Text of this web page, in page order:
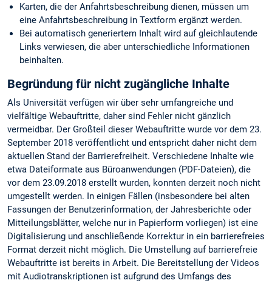
Karten, die der Anfahrtsbeschreibung dienen, müssen um
eine Anfahrtsbeschreibung in Textform ergänzt werden.
Bei automatisch generiertem Inhalt wird auf gleichlautende
Links verwiesen, die aber unterschiedliche Informationen
beinhalten.
Begründung für nicht zugängliche Inhalte
Als Universität verfügen wir über sehr umfangreiche und
vielfältige Webauftritte, daher sind Fehler nicht gänzlich
vermeidbar. Der Großteil dieser Webauftritte wurde vor dem 23.
September 2018 veröffentlicht und entspricht daher nicht dem
aktuellen Stand der Barrierefreiheit. Verschiedene Inhalte wie
etwa Dateiformate aus Büroanwendungen (PDF-Dateien), die
vor dem 23.09.2018 erstellt wurden, konnten derzeit noch nicht
umgestellt werden. In einigen Fällen (insbesondere bei alten
Fassungen der Benutzerinformation, der Jahresberichte oder
Mitteilungsblätter, welche nur in Papierform vorliegen) ist eine
Digitalisierung und anschließende Korrektur in ein barrierefreies
Format derzeit nicht möglich. Die Umstellung auf barrierefreie
Webauftritte ist bereits in Arbeit. Die Bereitstellung der Videos
mit Audiotranskriptionen ist aufgrund des Umfangs des